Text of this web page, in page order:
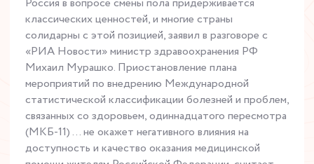
Россия в вопросе смены пола придерживается
классических ценностей, и многие страны
солидарны с этой позицией, заявил в разговоре с
«РИА Новости» министр здравоохранения РФ
Михаил Мурашко. Приостановление плана
мероприятий по внедрению Международной
статистической классификации болезней и проблем,
связанных со здоровьем, одиннадцатого пересмотра
(МКБ-11) … не окажет негативного влияния на
доступность и качество оказания медицинской